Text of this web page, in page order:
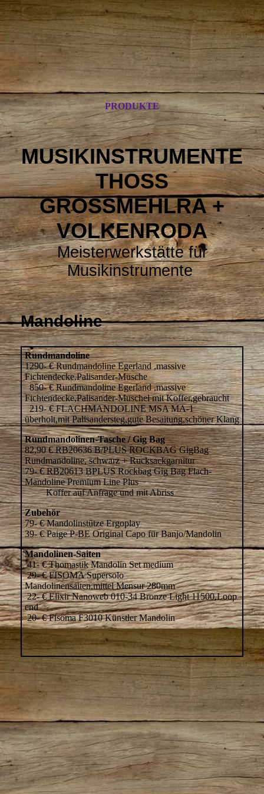
PRODUKTE
MUSIKINSTRUMENTE
THOSS
GROSSMEHLRA +
VOLKENRODA
Meisterwerkstätte für
Musikinstrumente
Mandoline
Rundmandoline
1290- € Rundmandoline Egerland ,massive
Fichtendecke,Palisander-Musche
850- € Rundmandoline Egerland ,massive
Fichtendecke,Palisander-Muschel mit Koffer,gebraucht
219- € FLACHMANDOLINE MSA MA-1
überholt,mit Palisandersteg,gute Besaitung,schöner Klang
Rundmandolinen-Tasche / Gig Bag
82,90 € RB20636 B/PLUS ROCKBAG GigBag
Rundmandoline, schwarz + Rucksackgarnitur
79- € RB20613 BPLUS Rockbag Gig Bag Flach-
Mandoline Premium Line Plus
Koffer auf Anfrage und mit Abriss
Zubehör
79- € Mandolinstütze Ergoplay
39- € Paige P-BE Original Capo für Banjo/Mandolin
Mandolinen-Saiten
41- € Thomastik Mandolin Set medium
29- € FISOMA Supersolo
Mandolinensaiten,mittel Mensur 280mm
22- € Elixir Nanoweb 010-34 Bronze Light 11500,Loop
end
20- € Fisoma F3010 Künstler Mandolin